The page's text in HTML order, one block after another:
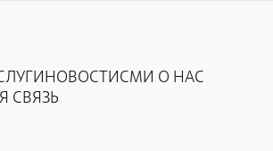
НОВОСТИСМИ О НАС
СВЯЗЬ